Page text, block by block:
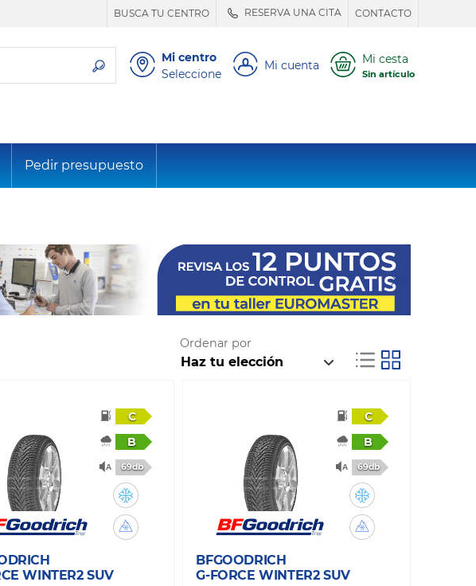
BUSCA TU CENTRO RESERVA UNA CITA CONTACTO
Mi centro
Seleccione
Mi cuenta Mi cesta
Sin artículo
Pedir presupuesto
Ordenar por
C
B
69db
WINTER2 SUV
C
B
69db
BFGOODRICH
G-FORCE WINTER2 SUV